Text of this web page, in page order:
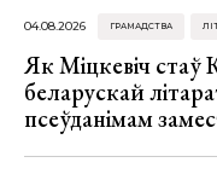
04.08.2026 ГРАМАДСТВА
Як Міцкевіч стаў
беларускай
псеўданімам